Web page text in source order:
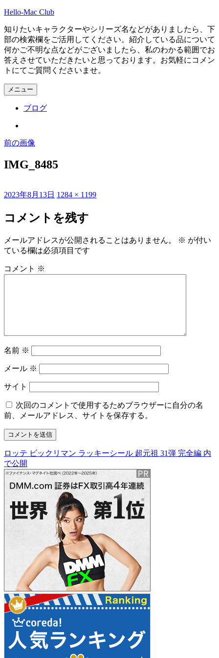
コ
テ
ン
ツ
へ
ス
キ
ッ
Hello-Mac Club
知りたいキャラクターやシリーズ名などがありましたら、下
部の検索欄をご活用してください。紹介している品について
何かご不明な点などがございましたら、私のわかる範囲でお
答えさせていただきたいと思っております。お気軽にコメン
トにてご質問くださいませ。
メニュー
ブログ
前の画像
IMG_8485
投
日:
2023年8月13日 フ
サ
イ
1284 × 1199
コメントを残す
メールアドレスが公開されることはありません。 ※ が付い
ている欄は必須項目です
コメント ※
名前 ※
メール ※
サイト
次回のコメントで使用するためブラウザーに自分の名
前、メールアドレス、サイトを保存する。
投
稿
ナ
ビ
ゲ
ロッテ ビックリマン ラッキーシール 超元祖 31弾 完全編 内
で公開